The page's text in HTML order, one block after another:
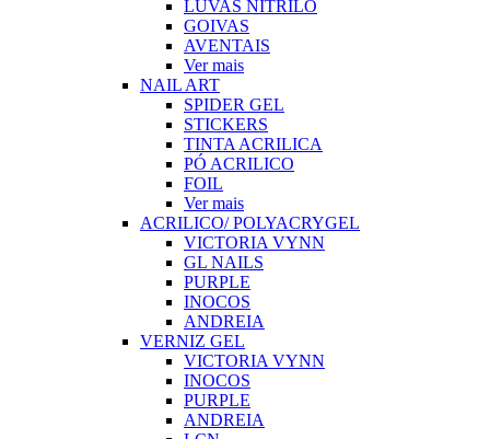
LUVAS NITRILO
GOIVAS
AVENTAIS
Ver mais
NAIL ART
SPIDER GEL
STICKERS
TINTA ACRILICA
PÓ ACRILICO
FOIL
Ver mais
ACRILICO/ POLYACRYGEL
VICTORIA VYNN
GL NAILS
PURPLE
INOCOS
ANDREIA
VERNIZ GEL
VICTORIA VYNN
INOCOS
PURPLE
ANDREIA